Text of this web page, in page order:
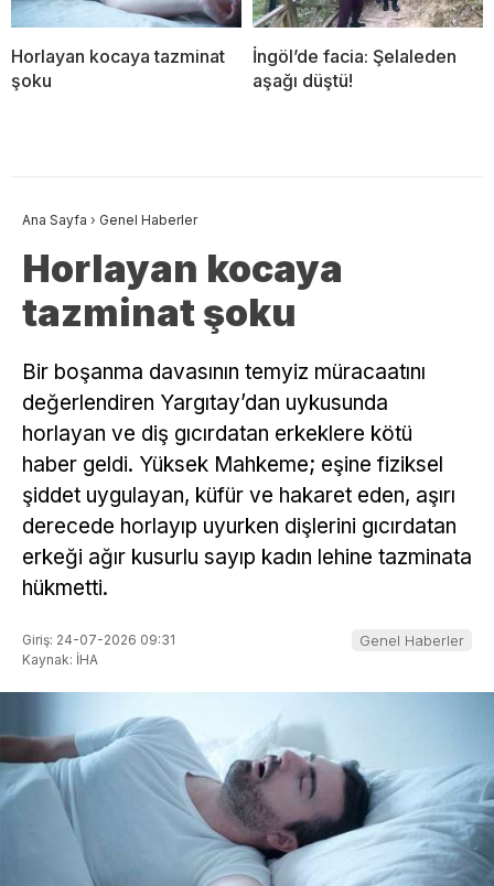
Horlayan kocaya tazminat
şoku
İngöl’de facia: Şelaleden
aşağı düştü!
Ana Sayfa › Genel Haberler
Horlayan kocaya
tazminat şoku
Bir boşanma davasının temyiz müracaatını
değerlendiren Yargıtay’dan uykusunda
horlayan ve diş gıcırdatan erkeklere kötü
haber geldi. Yüksek Mahkeme; eşine fiziksel
şiddet uygulayan, küfür ve hakaret eden, aşırı
derecede horlayıp uyurken dişlerini gıcırdatan
erkeği ağır kusurlu sayıp kadın lehine tazminata
hükmetti.
Giriş: 24-07-2026 09:31
Kaynak: İHA
Genel Haberler